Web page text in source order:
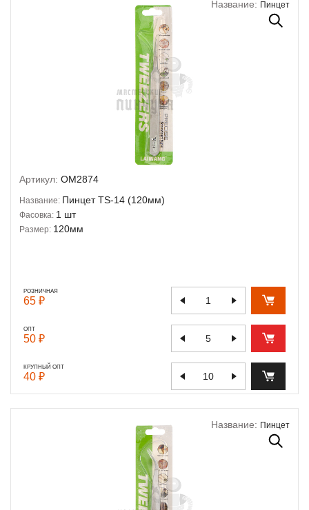
Название: Пинцет
Артикул: OM2874
Название: Пинцет TS-14 (120мм)
Фасовка: 1 шт
Размер: 120мм
РОЗНИЧНАЯ
65 ₽
ОПТ
50 ₽
КРУПНЫЙ ОПТ
40 ₽
Название: Пинцет